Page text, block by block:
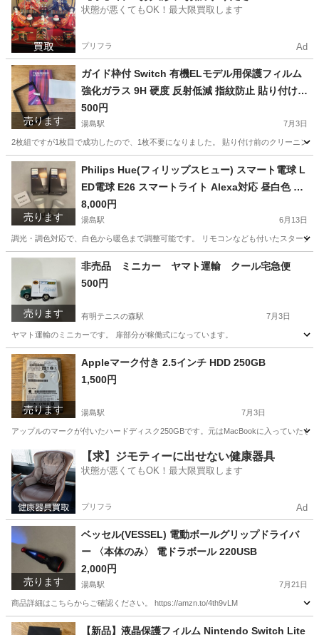
状態が悪くてもOK！最大限買取します
プリフラ Ad
売ります
ガイド枠付 Switch 有機ELモデル用保護フィルム
強化ガラス 9H 硬度 反射低減 指紋防止 貼り付け簡
単
500円
湯島駅 7月3日
2枚組ですが1枚目で成功したので、1枚不要になりました。 貼り付け前のクリーニン
東京 文京区 Switch
売ります
Philips Hue(フィリップスヒュー) スマート電球 L
ED電球 E26 スマートライト Alexa対応 昼白色 電
球色 60W形相当 照明 ランプ 調光 Echo Google
Home Siri 【日本正規品】 ホワイトグラデーショ
ン Bluetooth+Zigbee ２こセット
8,000円
湯島駅 6月13日
調光・調色対応で、白色から暖色まで調整可能です。 リモコンなども付いたスタータ
東京 文京区 湯島駅 照明器具 Philips Hue
売ります
非売品 ミニカー ヤマト運輸 クール宅急便
500円
有明テニスの森駅 7月3日
ヤマト運輸のミニカーです。 扉部分が稼働式になっています。
東京 江東区 有明テニスの森駅 ミニカー
売ります
Appleマーク付き 2.5インチ HDD 250GB
1,500円
湯島駅 7月3日
アップルのマークが付いたハードディスク250GBです。元はMacBookに入っていたも
東京 文京区 湯島駅 パソコン 2.5インチ
【求】ジモティーに出せない健康器具
状態が悪くてもOK！最大限買取します
プリフラ Ad
売ります
ベッセル(VESSEL) 電動ボールグリップドライバ
ー 〈本体のみ〉 電ドラボール 220USB
2,000円
湯島駅 7月21日
商品詳細はこちらからご確認ください。 https://amzn.to/4th9vLM
東京 文京区 湯島駅 その他 ドラボール
【新品】液晶保護フィルム Nintendo Switch Lite